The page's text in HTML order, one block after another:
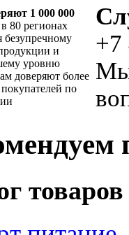
1 000 000
80 регионах
безупречному
и
уровню
доверяют более
по
+7
Мы
товаров